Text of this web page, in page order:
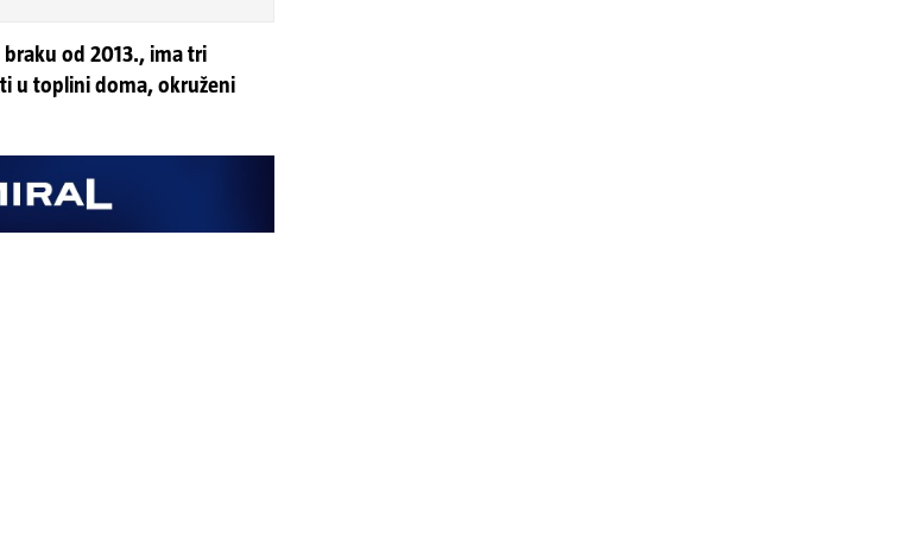
od 2013., ima tri
u toplini doma, okruženi